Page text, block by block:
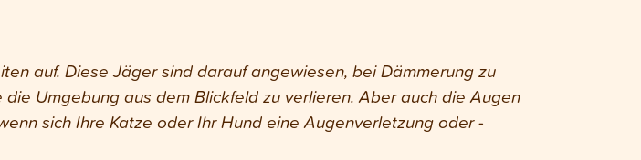
auf. Diese Jäger sind darauf angewiesen, bei Dämmerung zu
Umgebung aus dem Blickfeld zu verlieren. Aber auch die Augen
sich Ihre Katze oder Ihr Hund eine Augenverletzung oder -